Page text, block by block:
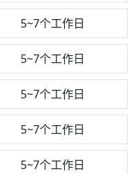
5~7个工作日
5~7个工作日
5~7个工作日
5~7个工作日
5~7个工作日